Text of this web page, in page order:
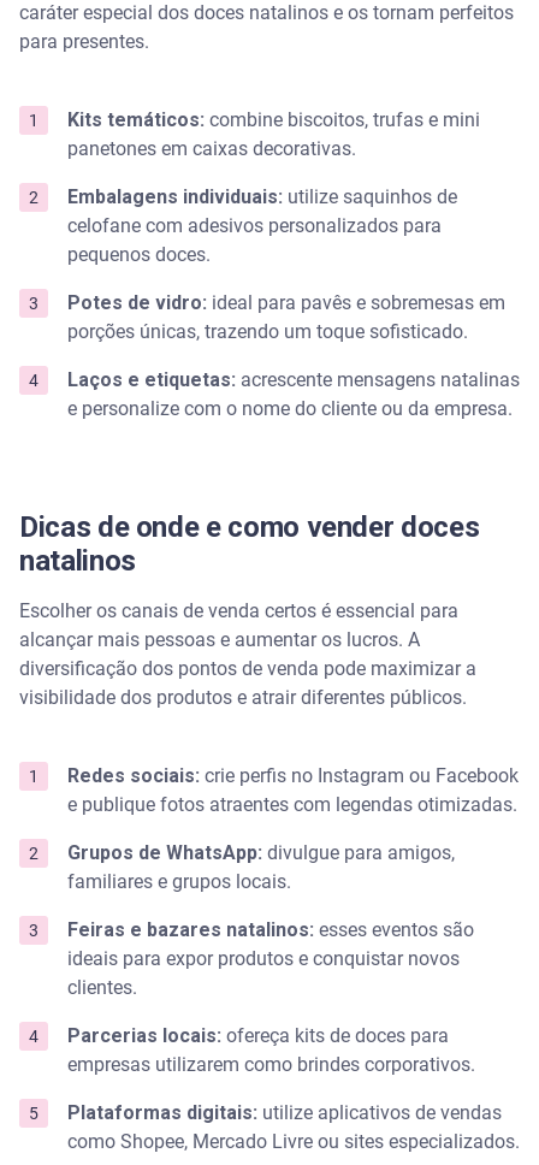
caráter especial dos doces natalinos e os tornam perfeitos
para presentes.
Kits temáticos: combine biscoitos, trufas e mini
panetones em caixas decorativas.
Embalagens individuais: utilize saquinhos de
celofane com adesivos personalizados para
pequenos doces.
Potes de vidro: ideal para pavês e sobremesas em
porções únicas, trazendo um toque sofisticado.
Laços e etiquetas: acrescente mensagens natalinas
e personalize com o nome do cliente ou da empresa.
Dicas de onde e como vender doces
natalinos
Escolher os canais de venda certos é essencial para
alcançar mais pessoas e aumentar os lucros. A
diversificação dos pontos de venda pode maximizar a
visibilidade dos produtos e atrair diferentes públicos.
Redes sociais: crie perfis no Instagram ou Facebook
e publique fotos atraentes com legendas otimizadas.
Grupos de WhatsApp: divulgue para amigos,
familiares e grupos locais.
Feiras e bazares natalinos: esses eventos são
ideais para expor produtos e conquistar novos
clientes.
Parcerias locais: ofereça kits de doces para
empresas utilizarem como brindes corporativos.
Plataformas digitais: utilize aplicativos de vendas
como Shopee, Mercado Livre ou sites especializados.